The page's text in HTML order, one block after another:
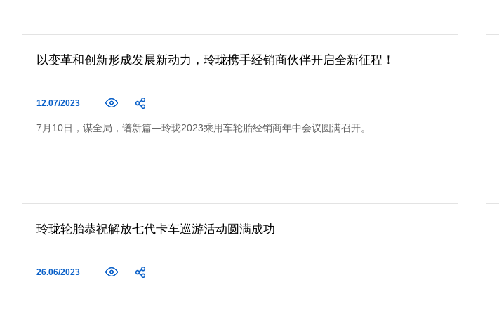
以变革和创新形成发展新动力，玲珑携手经销商伙伴开启全新征程！
12.07/2023
7月10日，谋全局，谱新篇—玲珑2023乘用车轮胎经销商年中会议圆满召开。
玲珑轮胎恭祝解放七代卡车巡游活动圆满成功
26.06/2023